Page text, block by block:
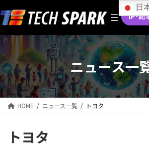
ン
テ
ン
ツ
へ
ス
キ
ッ
プ
ビ
ゲ
ー
シ
ョ
ン
に
移
動
IP･記
ニュース一
HOME ニュース一覧 トヨタ
トヨタ
日